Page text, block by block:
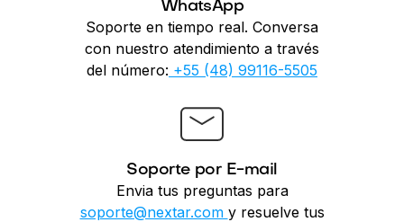
WhatsApp
Soporte en tiempo real. Conversa
con nuestro atendimiento a través
del número: +55 (48) 99116-5505
Soporte por E-mail
Envia tus preguntas para
soporte@nextar.com y resuelve tus